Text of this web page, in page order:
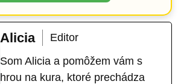
Alicia
Editor
Som Alicia a pomôžem vám s
hrou na kura, ktoré prechádza